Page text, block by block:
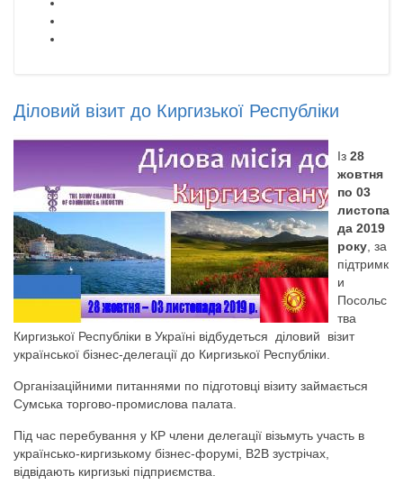
Діловий візит до Киргизької Республіки
Із 28
жовтня
по 03
листопа
да 2019
року , за
підтримк
и
Посольс
тва
Киргизької Республіки в Україні відбудеться діловий візит
української бізнес-делегації до Киргизької Республіки.
Організаційними питаннями по підготовці візиту займається
Сумська торгово-промислова палата.
Під час перебування у КР члени делегації візьмуть участь в
українсько-киргизькому бізнес-форумі, В2В зустрічах,
відвідають киргизькі підприємства.